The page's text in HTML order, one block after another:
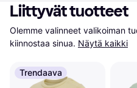
Liittyvät tuotteet
Olemme valinneet valikoiman
kiinnostaa sinua. Näytä kaikki
Trendaava